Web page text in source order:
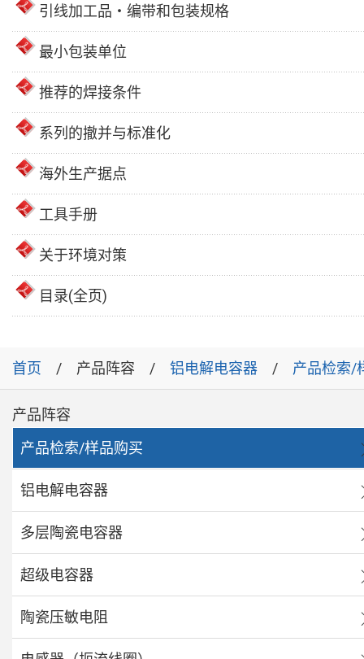
引线加工品・编带和包装规格
最小包装单位
推荐的焊接条件
系列的撤并与标准化
海外生产据点
工具手册
关于环境对策
目录(全页)
首页 产品阵容 铝电解电容器 产品检索/
产品阵容
产品检索/样品购买
铝电解电容器
多层陶瓷电容器
超级电容器
陶瓷压敏电阻